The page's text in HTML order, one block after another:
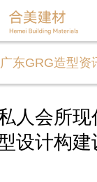
广东GRG造型资
人会所现
设计构建